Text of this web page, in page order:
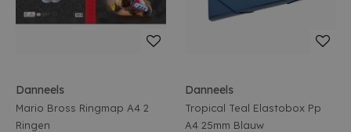
Danneels
Mario Bross Ringmap A4 2
Ringen
Danneels
Tropical Teal Elastobox Pp
A4 25mm Blauw